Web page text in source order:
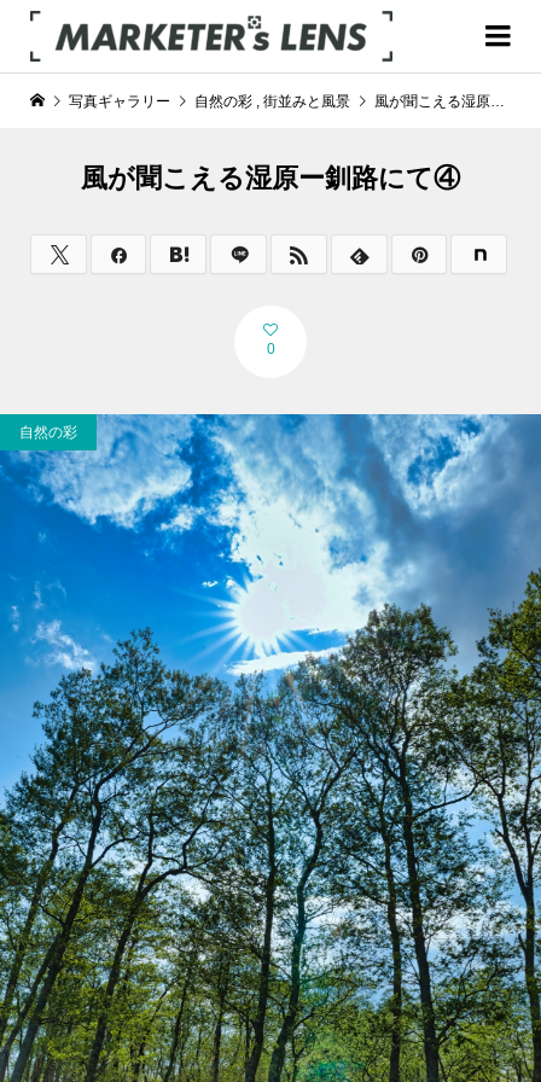
写真ギャラリー 自然の彩 , 街並みと風景 風が聞こえる湿原ー釧路にて④
風が聞こえる湿原ー釧路にて④
0
自然の彩